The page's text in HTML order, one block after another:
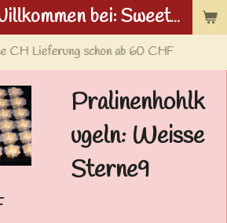
Herzlich Willkommen bei: Sweetwolf.ch
CH Lieferung schon ab 60 CHF
Pralinenhohlk
ugeln: Weisse
Sterne9